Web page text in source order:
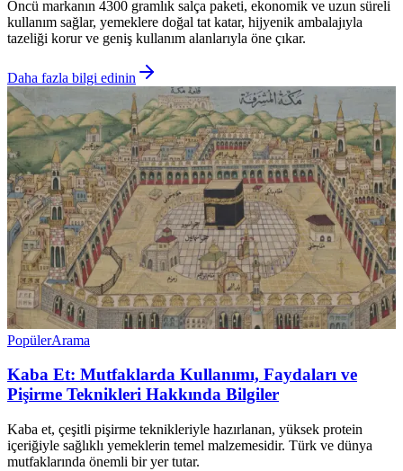
Öncü markanın 4300 gramlık salça paketi, ekonomik ve uzun süreli
kullanım sağlar, yemeklere doğal tat katar, hijyenik ambalajıyla
tazeliği korur ve geniş kullanım alanlarıyla öne çıkar.
Daha fazla bilgi edinin
PopülerArama
Kaba Et: Mutfaklarda Kullanımı, Faydaları ve
Pişirme Teknikleri Hakkında Bilgiler
Kaba et, çeşitli pişirme teknikleriyle hazırlanan, yüksek protein
içeriğiyle sağlıklı yemeklerin temel malzemesidir. Türk ve dünya
mutfaklarında önemli bir yer tutar.